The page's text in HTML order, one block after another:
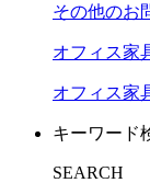
その他のお
オフィス家
オフィス家
キーワード
SEARCH